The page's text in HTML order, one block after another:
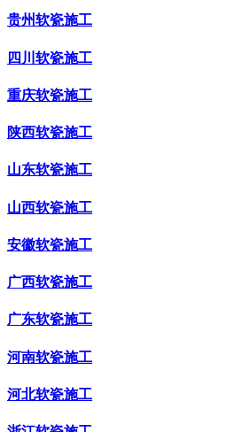
贵州软瓷施工
四川软瓷施工
重庆软瓷施工
陕西软瓷施工
山东软瓷施工
山西软瓷施工
安徽软瓷施工
广西软瓷施工
广东软瓷施工
河南软瓷施工
河北软瓷施工